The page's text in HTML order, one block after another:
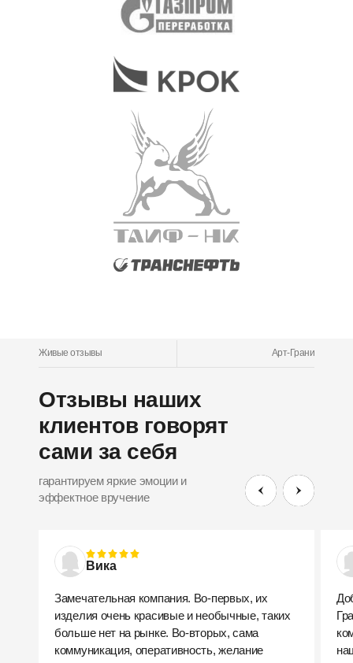
Отзывы наших
клиентов говорят
сами за себя
гарантируем яркие эмоции и
эффектное вручение
Вика
Замечательная компания. Во-первых, их
изделия очень красивые и необычные, таких
больше нет на рынке. Во-вторых, сама
коммуникация, оперативность, желание
Живые отзывы Арт-Грани